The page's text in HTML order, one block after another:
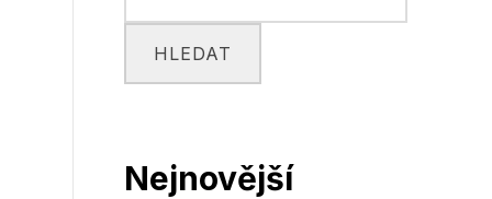
HLEDAT
Nejnovější